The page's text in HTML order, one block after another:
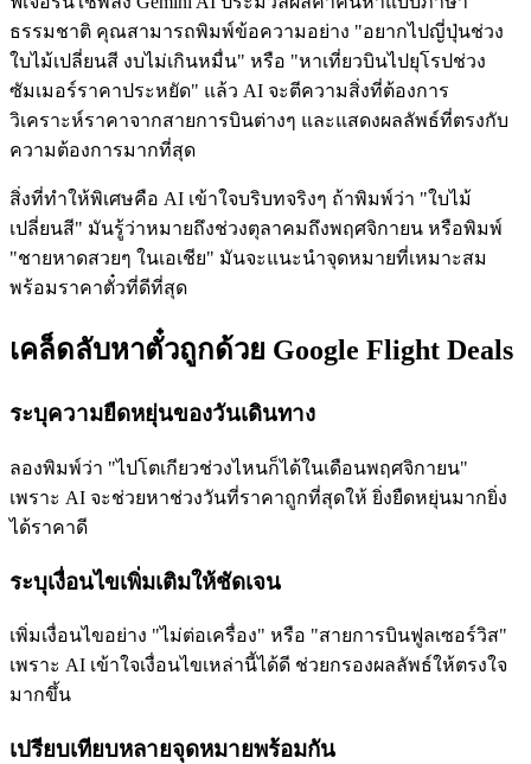
ธรรมชาติ คุณสามารถพิมพ์ข้อความอย่าง "อยากไปญี่ปุ่นช่วง
ใบไม้เปลี่ยนสี งบไม่เกินหมื่น" หรือ "หาเที่ยวบินไปยุโรปช่วง
ซัมเมอร์ราคาประหยัด" แล้ว AI จะตีความสิ่งที่ต้องการ
วิเคราะห์ราคาจากสายการบินต่างๆ และแสดงผลลัพธ์ที่ตรงกับ
ความต้องการมากที่สุด
สิ่งที่ทำให้พิเศษคือ AI เข้าใจบริบทจริงๆ ถ้าพิมพ์ว่า "ใบไม้
เปลี่ยนสี" มันรู้ว่าหมายถึงช่วงตุลาคมถึงพฤศจิกายน หรือพิมพ์
"ชายหาดสวยๆ ในเอเชีย" มันจะแนะนำจุดหมายที่เหมาะสม
พร้อมราคาตั๋วที่ดีที่สุด
เคล็ดลับหาตั๋วถูกด้วย Google Flight Deals
ระบุความยืดหยุ่นของวันเดินทาง
ลองพิมพ์ว่า "ไปโตเกียวช่วงไหนก็ได้ในเดือนพฤศจิกายน"
เพราะ AI จะช่วยหาช่วงวันที่ราคาถูกที่สุดให้ ยิ่งยืดหยุ่นมากยิ่ง
ได้ราคาดี
ระบุเงื่อนไขเพิ่มเติมให้ชัดเจน
เพิ่มเงื่อนไขอย่าง "ไม่ต่อเครื่อง" หรือ "สายการบินฟูลเซอร์วิส"
เพราะ AI เข้าใจเงื่อนไขเหล่านี้ได้ดี ช่วยกรองผลลัพธ์ให้ตรงใจ
มากขึ้น
เปรียบเทียบหลายจุดหมายพร้อมกัน